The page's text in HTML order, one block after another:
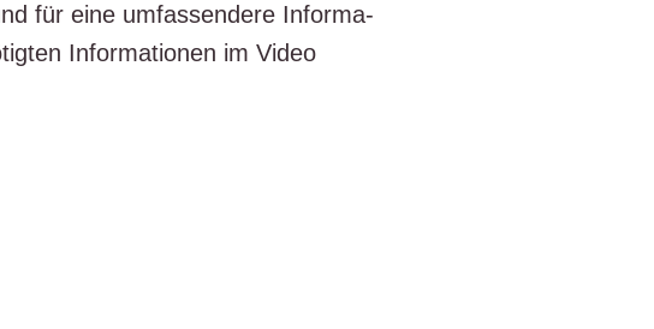
für eine umfas­sen­de­re Infor­ma­
Infor­ma­tio­nen im Video